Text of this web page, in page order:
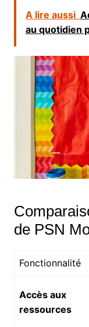
A lire aussi
au quotidien
de PSN
Fonctionnalité
Accès aux
ressources